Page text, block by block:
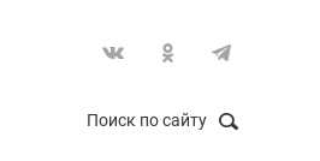
Поиск по сайту